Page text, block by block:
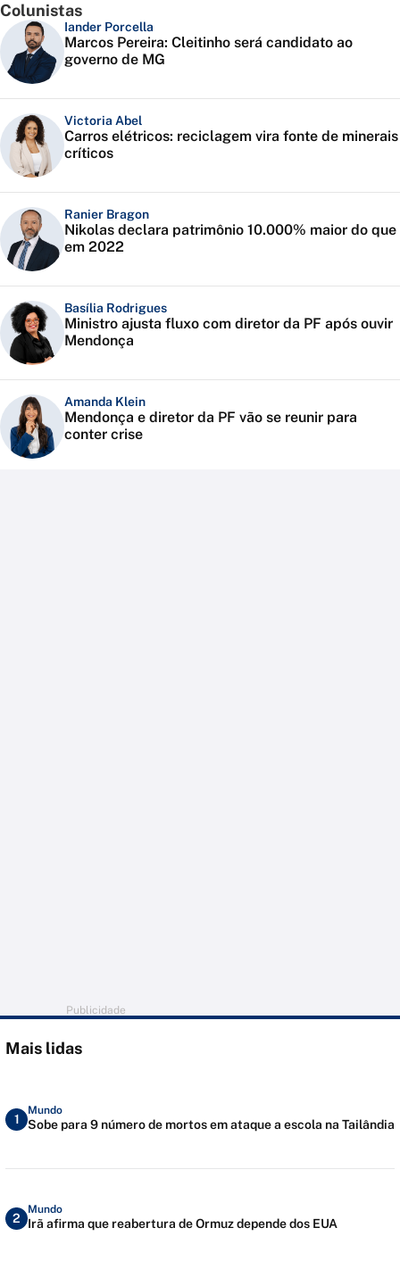
Colunistas
Iander Porcella
Marcos Pereira: Cleitinho será candidato ao
governo de MG
Victoria Abel
Carros elétricos: reciclagem vira fonte de minerais
críticos
Ranier Bragon
Nikolas declara patrimônio 10.000% maior do que
em 2022
Basília Rodrigues
Ministro ajusta fluxo com diretor da PF após ouvir
Mendonça
Amanda Klein
Mendonça e diretor da PF vão se reunir para
conter crise
Publicidade
Mais lidas
1
Mundo
Sobe para 9 número de mortos em ataque a escola na Tailândia
2
Mundo
Irã afirma que reabertura de Ormuz depende dos EUA